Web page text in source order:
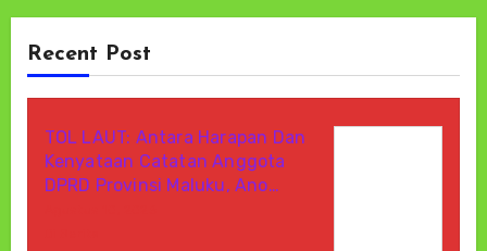
Recent Post
TOL LAUT: Antara Harapan Dan
Kenyataan Catatan Anggota
DPRD Provinsi Maluku, Ano…